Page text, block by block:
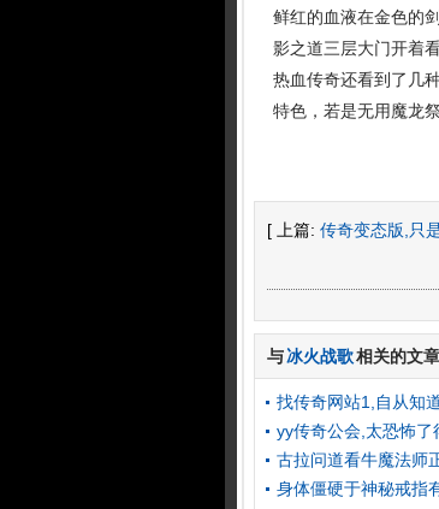
鲜红的血液在金色的
影之道三层大门开着
热血传奇还看到了几
特色，若是无用魔龙祭
[ 上篇: 传奇变态版,只
与冰火战歌相关的文
找传奇网站1,自从知
yy传奇公会,太恐怖
古拉问道看牛魔法师
身体僵硬于神秘戒指